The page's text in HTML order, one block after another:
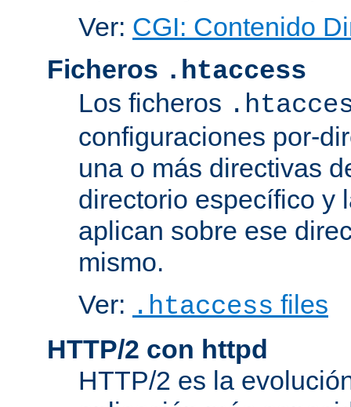
Ver: CGI: Contenido
Ficheros .htaccess
Los ficheros
configuraciones por-
una o más directivas
directorio específico y
aplican sobre ese
mismo.
Ver: .htaccess files
HTTP/2 con httpd
HTTP/2 es la